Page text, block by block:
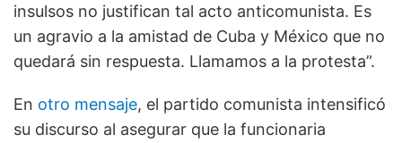
insulsos no justifican tal acto anticomunista. Es
un agravio a la amistad de Cuba y México que no
quedará sin respuesta. Llamamos a la protesta”.
En otro mensaje, el partido comunista intensificó
su discurso al asegurar que la funcionaria